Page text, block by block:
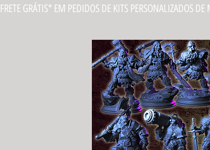
FRETE GRÁTIS* EM PEDIDOS DE KITS PERSONALIZADOS